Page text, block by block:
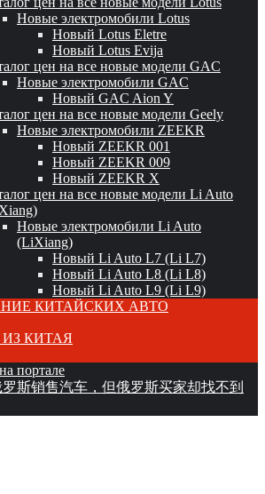
Новые электромобили Lotus
Новый Lotus Eletre
Новый Lotus Evija
цен на все новые модели GAC
Новые электромобили GAC
Новый GAC Aion Y
цен на все новые модели Geely
Новые электромобили ZEEKR
Новый ZEEKR 001
Новый ZEEKR 009
Новый ZEEKR X
цен на все новые модели Li Auto
Новые электромобили Li Auto
(LiXiang)
Новый Li Auto L7 (Li L7)
Новый Li Auto L8 (Li L8)
Новый Li Auto L9 (Li L9)
КИТАЙСКИХ АВТО
КИТАЯ
портале
斯销售汽车，但俄罗斯买家却找不到